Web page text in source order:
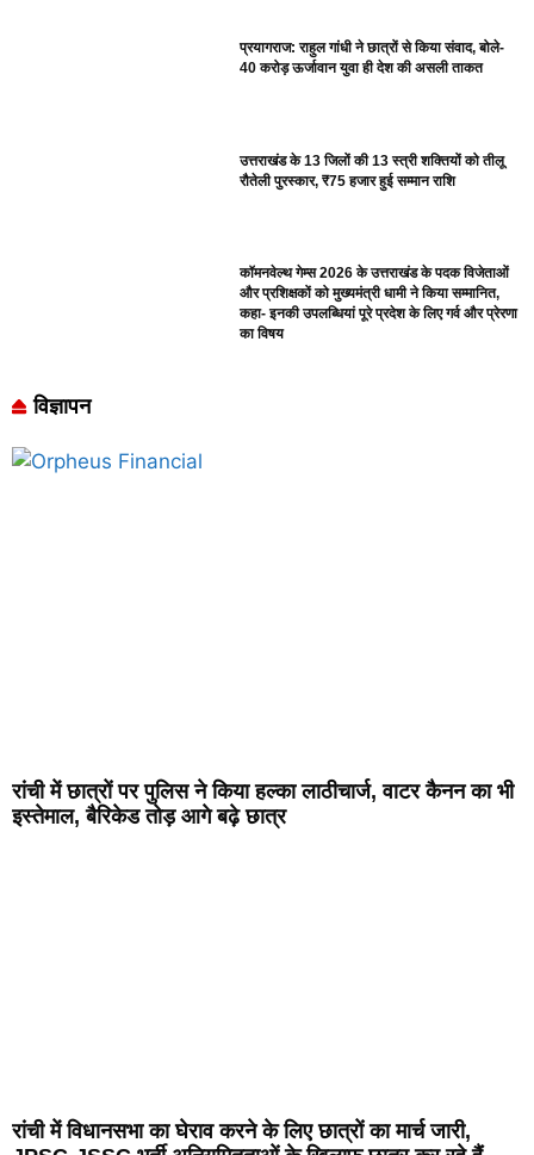
प्रयागराज: राहुल गांधी ने छात्रों से किया संवाद, बोले-
40 करोड़ ऊर्जावान युवा ही देश की असली ताकत
उत्तराखंड के 13 जिलों की 13 स्त्री शक्तियों को तीलू
रौतेली पुरस्कार, ₹75 हजार हुई सम्मान राशि
कॉमनवेल्थ गेम्स 2026 के उत्तराखंड के पदक विजेताओं
और प्रशिक्षकों को मुख्यमंत्री धामी ने किया सम्मानित,
कहा- इनकी उपलब्धियां पूरे प्रदेश के लिए गर्व और प्रेरणा
का विषय
विज्ञापन
रांची में छात्रों पर पुलिस ने किया हल्का लाठीचार्ज, वाटर कैनन का भी
इस्तेमाल, बैरिकेड तोड़ आगे बढ़े छात्र
रांची में विधानसभा का घेराव करने के लिए छात्रों का मार्च जारी,